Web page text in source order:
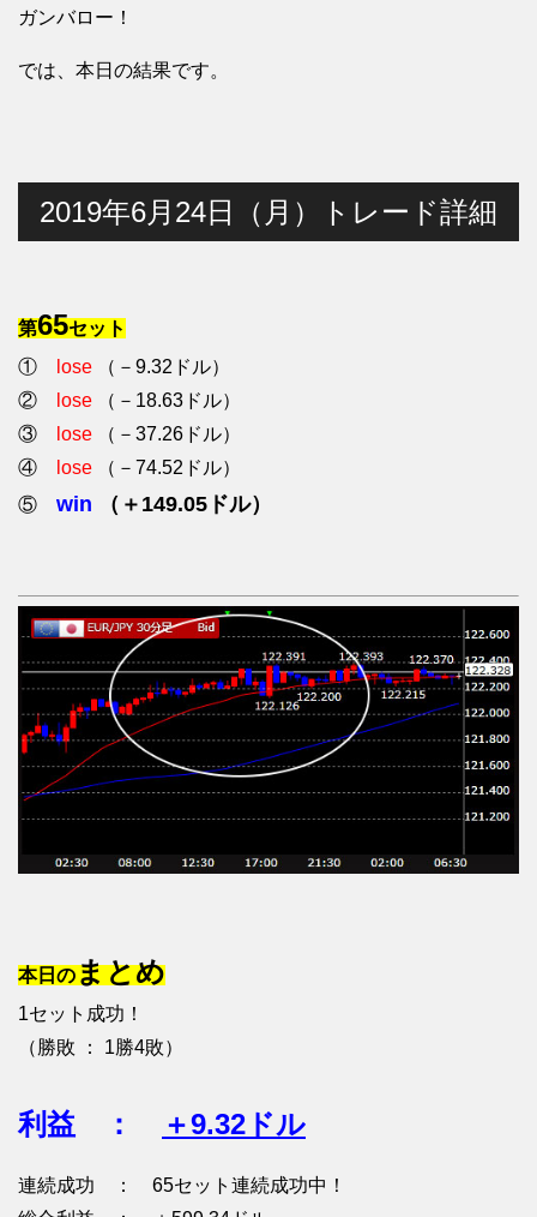
ガンバロー！
では、本日の結果です。
2019年6月24日（月）トレード詳細
第65セット
①
lose （－9.32ドル）
②
lose （－18.63ドル）
③
lose （－37.26ドル）
④
lose （－74.52ドル）
⑤ win （＋149.05ドル）
本日のまとめ
1セット成功！
（勝敗 ： 1勝4敗）
利益 ： ＋9.32ドル
連続成功 ： 65セット連続成功中！